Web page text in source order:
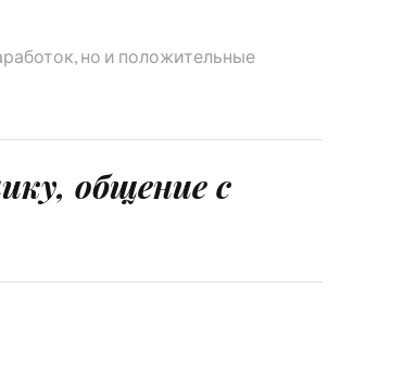
но и положительные
общение с